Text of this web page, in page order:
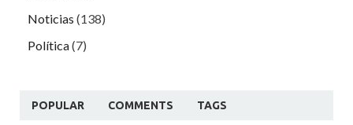
Noticias (138)
Política(7)
POPULAR COMMENTS TAGS